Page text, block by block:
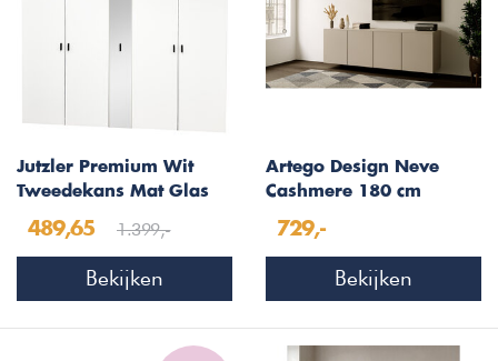
Jutzler Premium Wit
Tweedekans Mat Glas
489,65 1.399,-
Bekijken
Artego Design Neve
Cashmere 180 cm
729,-
Bekijken